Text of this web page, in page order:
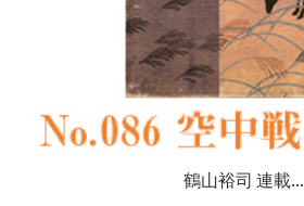
鶴山裕司 連載...